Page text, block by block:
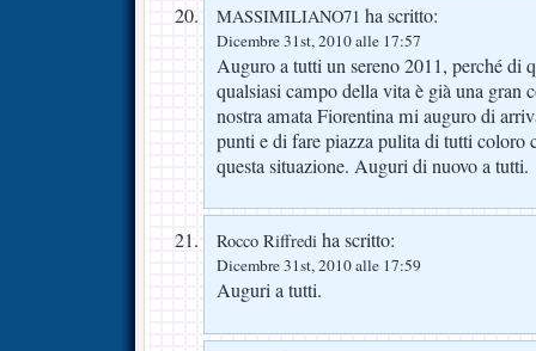
MASSIMILIANO71 ha scritto:
Dicembre 31st, 2010 alle 17:57
Auguro a tutti un sereno 2011, perché di
qualsiasi campo della vita è già una gran
nostra amata Fiorentina mi auguro di
punti e di fare piazza pulita di tutti coloro
questa situazione. Auguri di nuovo a tutti.
Rocco Riffredi ha scritto:
Dicembre 31st, 2010 alle 17:59
Auguri a tutti.